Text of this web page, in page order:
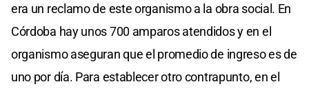
era un reclamo de este organismo a la obra social. En
Córdoba hay unos 700 amparos atendidos y en el
organismo aseguran que el promedio de ingreso es de
uno por día. Para establecer otro contrapunto, en el